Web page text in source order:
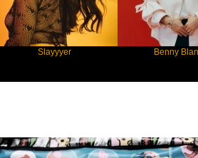
Benny Blanco